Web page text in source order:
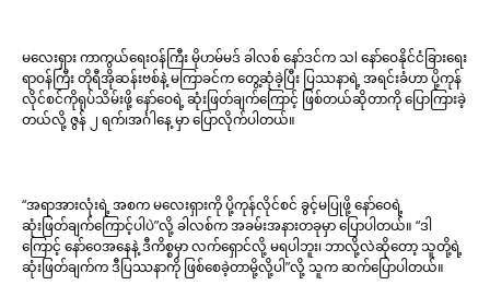
မလေးရှား ကာကွယ်ရေးဝန်ကြီး မိုဟမ်မဒ် ခါလစ် နော်ဒင်က သl နော်ဝေနိုင်ငံခြားရေး
ရာဝန်ကြီး တိုရီအိုဆန်းဗစ်နဲ့ မကြာခင်က တွေ့ဆုံခဲ့ပြီး ပြဿနာရဲ့ အရင်းခံဟာ ပို့ကုန်
လိုင်စင်ကိုရုပ်သိမ်းဖို့ နော်ဝေရဲ့ ဆုံးဖြတ်ချက်ကြောင့် ဖြစ်တယ်ဆိုတာကို ပြောကြားခဲ့
တယ်လို့ ဇွန် ၂ ရက်၊အင်္ဂါနေ့ မှာ ပြောလိုက်ပါတယ်။
“အရာအားလုံးရဲ့ အစက မလေးရှားကို ပို့ကုန်လိုင်စင် ခွင့်မပြုဖို့ နော်ဝေရဲ့
ဆုံးဖြတ်ချက်ကြောင့်ပါပဲ”လို့ ခါလစ်က အခမ်းအနားတခုမှာ ပြောပါတယ်။ “ဒါ
ကြောင့် နော်ဝေအနေနဲ့ ဒီကိစ္စမှာ လက်ရှောင်လို့ မရပါဘူး၊ ဘာလို့လဲဆိုတော့ သူတို့ရဲ့
ဆုံးဖြတ်ချက်က ဒီပြဿနာကို ဖြစ်စေခဲ့တာမို့လို့ပါ”လို့ သူက ဆက်ပြောပါတယ်။